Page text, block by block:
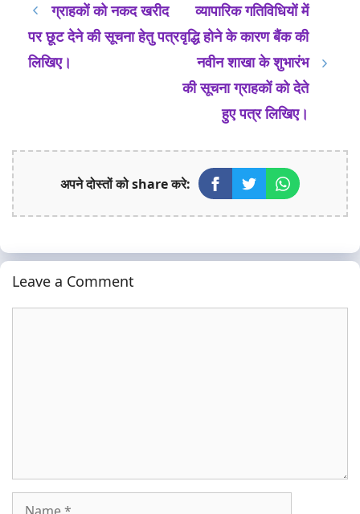
ग्राहकों को नकद खरीद
पर छूट देने की सूचना हेतु पत्र
लिखिए।
व्यापारिक गतिविधियों में
वृद्धि होने के कारण बैंक की
नवीन शाखा के शुभारंभ
की सूचना ग्राहकों को देते
हुए पत्र लिखिए।
अपने दोस्तों को share करे:
Leave a Comment